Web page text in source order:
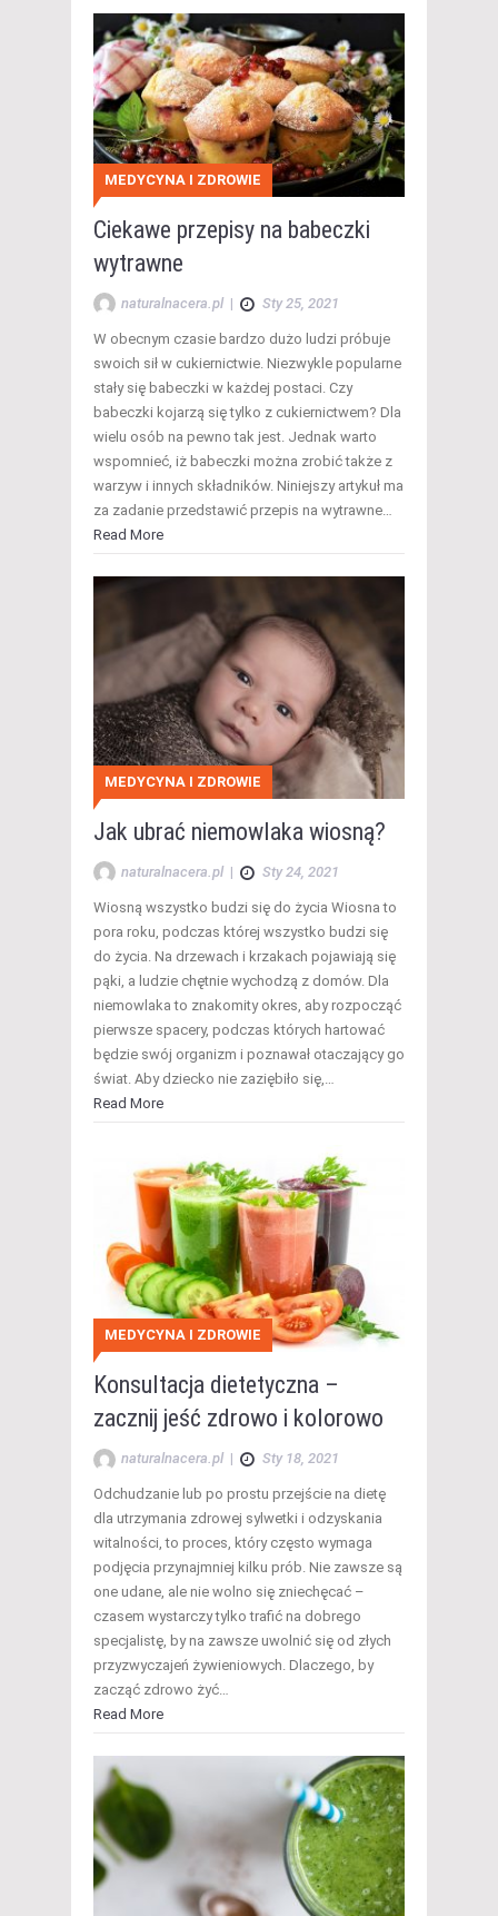
MEDYCYNA I ZDROWIE
Ciekawe przepisy na babeczki
wytrawne
naturalnacera.pl | Sty 25, 2021
W obecnym czasie bardzo dużo ludzi próbuje
swoich sił w cukiernictwie. Niezwykle popularne
stały się babeczki w każdej postaci. Czy
babeczki kojarzą się tylko z cukiernictwem? Dla
wielu osób na pewno tak jest. Jednak warto
wspomnieć, iż babeczki można zrobić także z
warzyw i innych składników. Niniejszy artykuł ma
za zadanie przedstawić przepis na wytrawne…
Read More
MEDYCYNA I ZDROWIE
Jak ubrać niemowlaka wiosną?
naturalnacera.pl | Sty 24, 2021
Wiosną wszystko budzi się do życia Wiosna to
pora roku, podczas której wszystko budzi się
do życia. Na drzewach i krzakach pojawiają się
pąki, a ludzie chętnie wychodzą z domów. Dla
niemowlaka to znakomity okres, aby rozpocząć
pierwsze spacery, podczas których hartować
będzie swój organizm i poznawał otaczający go
świat. Aby dziecko nie zaziębiło się,…
Read More
MEDYCYNA I ZDROWIE
Konsultacja dietetyczna –
zacznij jeść zdrowo i kolorowo
naturalnacera.pl | Sty 18, 2021
Odchudzanie lub po prostu przejście na dietę
dla utrzymania zdrowej sylwetki i odzyskania
witalności, to proces, który często wymaga
podjęcia przynajmniej kilku prób. Nie zawsze są
one udane, ale nie wolno się zniechęcać –
czasem wystarczy tylko trafić na dobrego
specjalistę, by na zawsze uwolnić się od złych
przyzwyczajeń żywieniowych. Dlaczego, by
zacząć zdrowo żyć…
Read More